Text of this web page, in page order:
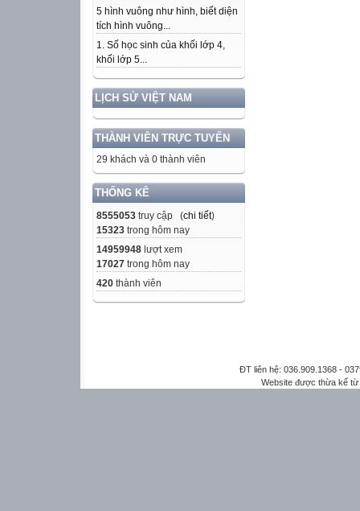
5 hình vuông như hình, biết diện
tích hình vuông...
1. Số học sinh của khối lớp 4,
khối lớp 5...
LỊCH SỬ VIỆT NAM
THÀNH VIÊN TRỰC TUYẾN
29 khách và 0 thành viên
THỐNG KÊ
8555053 truy cập (chi tiết)
15323 trong hôm nay
14959948 lượt xem
17027 trong hôm nay
420 thành viên
ĐT liên hệ: 036.909.1368 -
Website được thừa kế từ